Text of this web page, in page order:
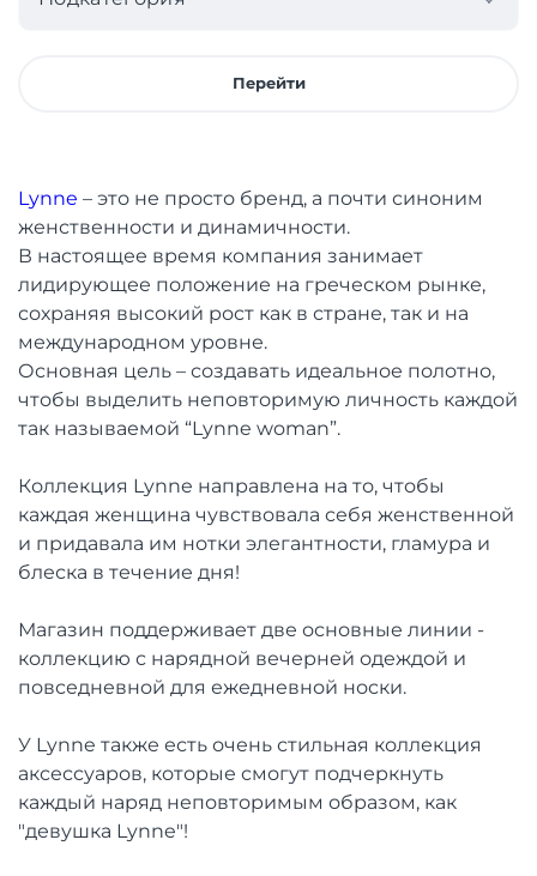
Перейти
Lynne – это не просто бренд, а почти синоним
женственности и динамичности.
В настоящее время компания занимает
лидирующее положение на греческом рынке,
сохраняя высокий рост как в стране, так и на
международном уровне.
Основная цель – создавать идеальное полотно,
чтобы выделить неповторимую личность каждой
так называемой “Lynne woman”.
Коллекция Lynne направлена ​​на то, чтобы
каждая женщина чувствовала себя женственной
и придавала им нотки элегантности, гламура и
блеска в течение дня!
Магазин поддерживает две основные линии -
коллекцию с нарядной вечерней одеждой и
повседневной для ежедневной носки.
У Lynne также есть очень стильная коллекция
аксессуаров, которые смогут подчеркнуть
каждый наряд неповторимым образом, как
"девушка Lynne"!